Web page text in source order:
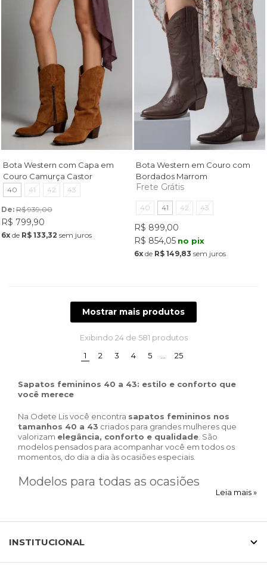
Bota Western com Capa em
Couro Camurça Castor
40 41 42 43
De: R$ 939,00
R$ 799,90
6xde R$ 133,32 sem juros
Bota Western em Couro com
Bordados Marrom
Frete Grátis
40 41 42 43
R$ 899,00
R$ 854,05 no pix
6x de R$ 149,83 sem juros
Mostrar mais produtos
Exibindo 24de 581 produtos
1 (current)
2 3 4 5 25
Sapatos femininos 40 a 43: estilo e conforto que
você merece
Na Odete Lis você encontra sapatos femininos nos
tamanhos 40 a 43 criados para grandes mulheres que
valorizam elegância, conforto e qualidade . São
modelos pensados para acompanhar você em todos os
momentos, do dia a dia às ocasiões especiais.
Modelos para todas as ocasiões
estilos de vida. Para o trabalho, você encontrascarpinse
garantem sofisticação com conforto. Para o lazer, temos
Leia mais »
INSTITUCIONAL